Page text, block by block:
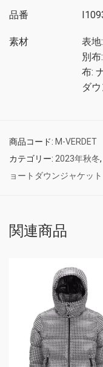
品番
素材
表地
別
布:
ダ
商品コード: M-VERDET
カテゴリー: 2023年秋冬,
ョートダウンジャケット
関連商品